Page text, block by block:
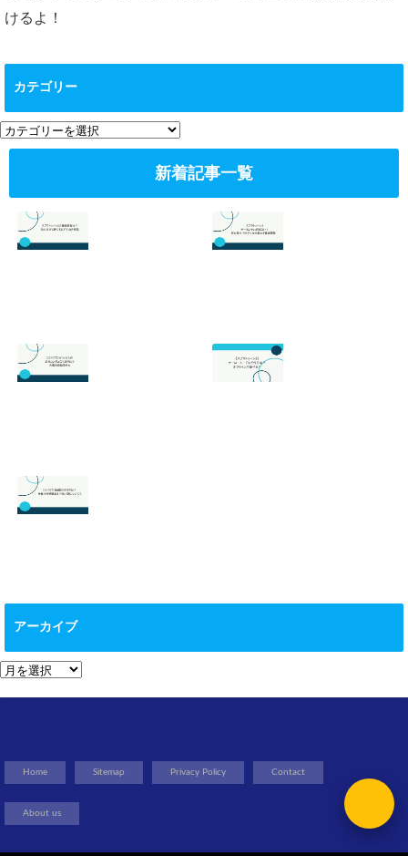
けるよ！
カテゴリー
カ
テ
新着記事一覧
心者でも勝てるお
すすめを解説
2026.07.19
面白い！初心者向
けのやり方の基本
を徹底解説！
ボと立ち回りは？
片翼の発動条件も
2026.06.09
い道についても
アーカイブ
ア
Home Sitemap Privacy Policy Contact
About us